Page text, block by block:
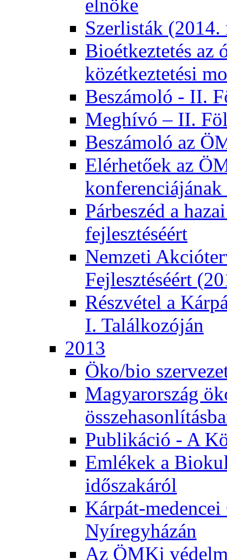
elnöke
Szerlisták (2014.
Bioétkeztetés az
közétkeztetési
Beszámoló - II.
Meghívó – II.
Beszámoló az
Elérhetőek az
konferenciájának
Párbeszéd a
fejlesztéséért
Nemzeti
Fejlesztéséért
Részvétel a
I. Találkozóján
2013
Öko/bio
Magyarország
Publikáció - A
Emlékek a
időszakáról
Kárpát-
Nyíregyházán
Az ÖMKi